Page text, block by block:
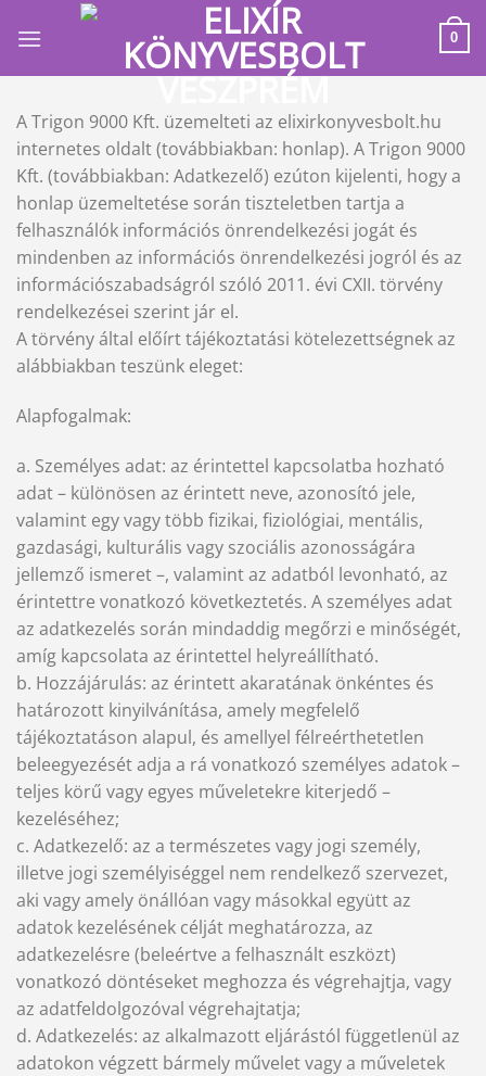
0
A Trigon 9000 Kft. üzemelteti az elixirkonyvesbolt.hu
internetes oldalt (továbbiakban: honlap). A Trigon 9000
Kft. (továbbiakban: Adatkezelő) ezúton kijelenti, hogy a
honlap üzemeltetése során tiszteletben tartja a
felhasználók információs önrendelkezési jogát és
mindenben az információs önrendelkezési jogról és az
információszabadságról szóló 2011. évi CXII. törvény
rendelkezései szerint jár el.
A törvény által előírt tájékoztatási kötelezettségnek az
alábbiakban teszünk eleget:
Alapfogalmak:
a. Személyes adat: az érintettel kapcsolatba hozható
adat – különösen az érintett neve, azonosító jele,
valamint egy vagy több fizikai, fiziológiai, mentális,
gazdasági, kulturális vagy szociális azonosságára
jellemző ismeret –, valamint az adatból levonható, az
érintettre vonatkozó következtetés. A személyes adat
az adatkezelés során mindaddig megőrzi e minőségét,
amíg kapcsolata az érintettel helyreállítható.
b. Hozzájárulás: az érintett akaratának önkéntes és
határozott kinyilvánítása, amely megfelelő
tájékoztatáson alapul, és amellyel félreérthetetlen
beleegyezését adja a rá vonatkozó személyes adatok –
teljes körű vagy egyes műveletekre kiterjedő –
kezeléséhez;
c. Adatkezelő: az a természetes vagy jogi személy,
illetve jogi személyiséggel nem rendelkező szervezet,
aki vagy amely önállóan vagy másokkal együtt az
adatok kezelésének célját meghatározza, az
adatkezelésre (beleértve a felhasznált eszközt)
vonatkozó döntéseket meghozza és végrehajtja, vagy
az adatfeldolgozóval végrehajtatja;
d. Adatkezelés: az alkalmazott eljárástól függetlenül az
adatokon végzett bármely művelet vagy a műveletek